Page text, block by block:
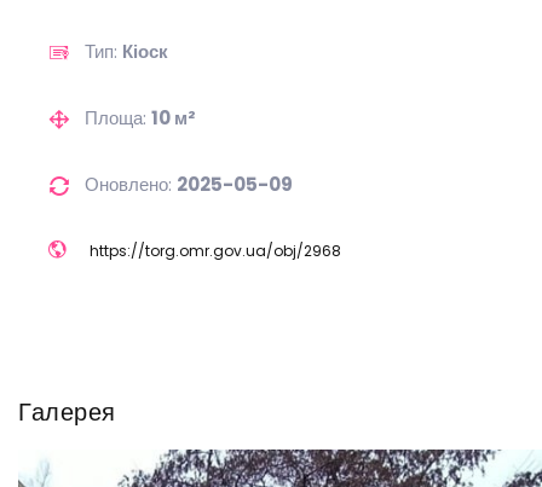
Тип: Кіоск
Площа: 10 м²
Оновлено: 2025-05-09
https://torg.omr.gov.ua/obj/2968
Галерея